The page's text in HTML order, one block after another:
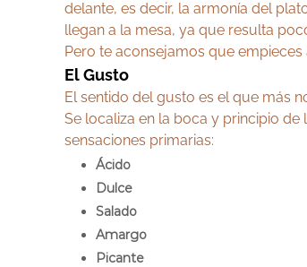
delante, es decir, la armonía del
llegan a la mesa, ya que resulta
Pero te aconsejamos que
El Gusto
El sentido del gusto es el que más
Se localiza en la boca y principio
sensaciones primarias:
Ácido
Dulce
Salado
Amargo
Picante